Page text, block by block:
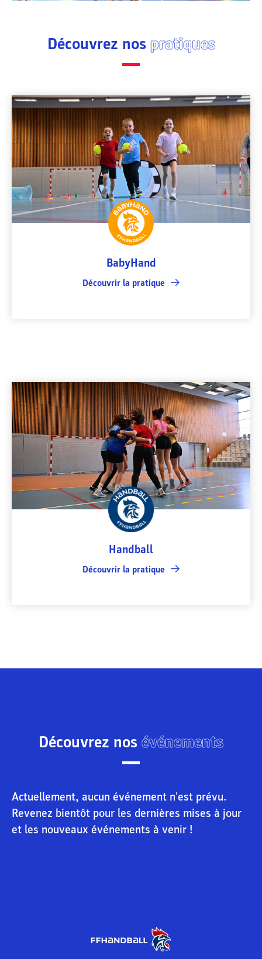
Découvrez nos pratiques
BabyHand
Découvrir la pratique
Handball
Découvrir la pratique
Découvrez nos événements
Actuellement, aucun événement n'est prévu.
Revenez bientôt pour les dernières mises à jour
et les nouveaux événements à venir !